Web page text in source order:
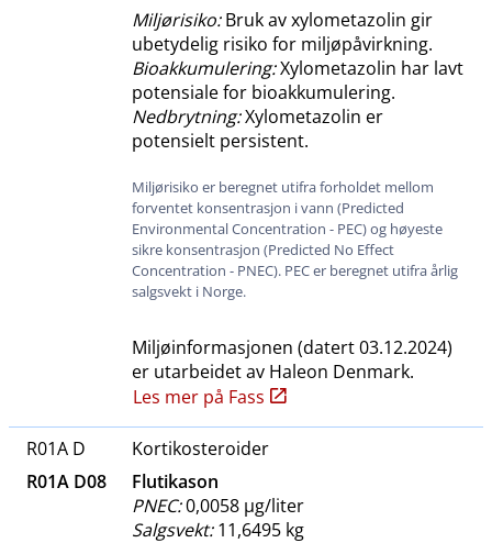
Miljørisiko:Bruk av xylometazolin gir
ubetydelig risiko for miljøpåvirkning.
Bioakkumulering:Xylometazolin har lavt
potensiale for bioakkumulering.
Nedbrytning:Xylometazolin er
potensielt persistent.
Miljørisiko er beregnet utifra forholdet mellom
forventet konsentrasjon i vann (Predicted
Environmental Concentration - PEC) og høyeste
sikre konsentrasjon (Predicted No Effect
Concentration - PNEC). PEC er beregnet utifra årlig
salgsvekt i Norge.
Miljøinformasjonen (datert03.12.2024)
er utarbeidet av Haleon Denmark.
Les mer på Fass
R01A D
Kortikosteroider
R01A D08
Flutikason
PNEC:0,0058 μg​/​liter
Salgsvekt:11,6495 kg